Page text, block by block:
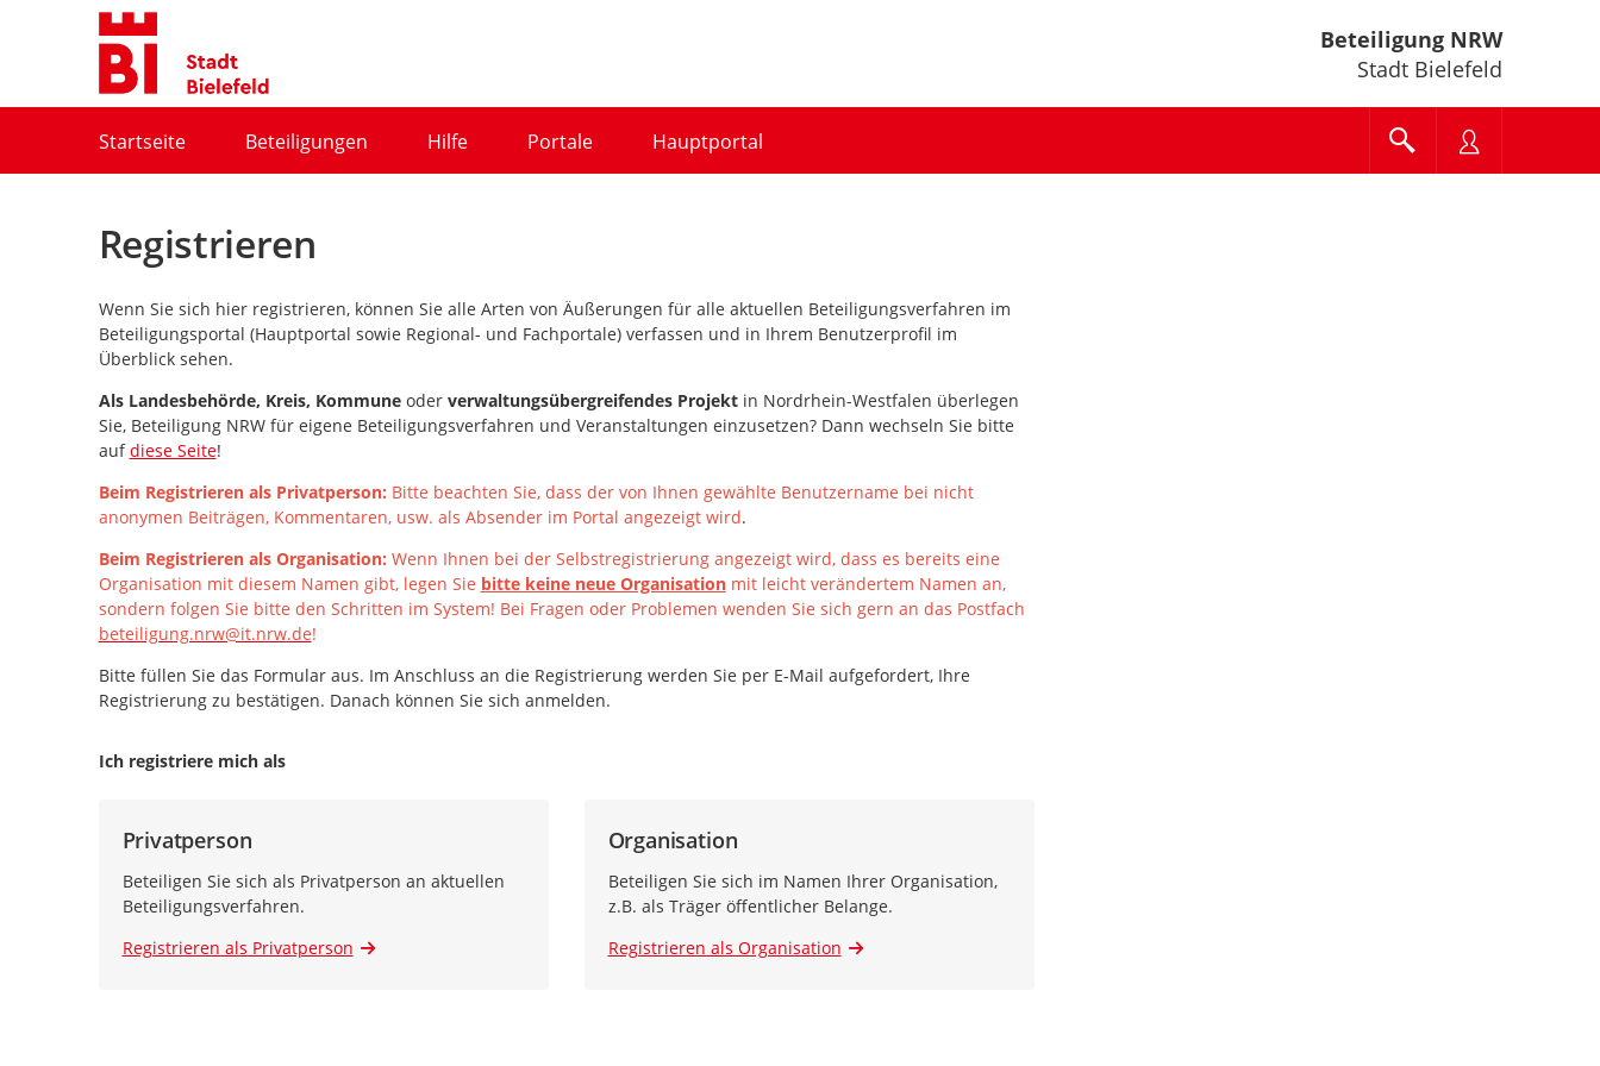
Beteiligung NRW
Stadt Bielefeld
Startseite Beteiligungen Hilfe Portale Hauptportal
Registrieren
Wenn Sie sich hier registrieren, können Sie alle Arten von Äußerungen für alle aktuellen Beteiligungsverfahren im
Beteiligungsportal (Hauptportal sowie Regional- und Fachportale) verfassen und in Ihrem Benutzerprofil im
Überblick sehen.
Als Landesbehörde, Kreis, Kommuneoder verwaltungsübergreifendes Projekt in Nordrhein-Westfalen überlegen
Sie, Beteiligung NRW für eigene Beteiligungsverfahren und Veranstaltungen einzusetzen? Dann wechseln Sie bitte
aufdiese Seite!
Beim Registrieren als Privatperson: Bitte beachten Sie, dass der von Ihnen gewählte Benutzername bei nicht
anonymen Beiträgen, Kommentaren, usw. als Absender im Portal angezeigt wird.
Beim Registrieren als Organisation: Wenn Ihnen bei der Selbstregistrierung angezeigt wird, dass es bereits eine
Organisation mit diesem Namen gibt, legen Sie bitte keine neue Organisationmit leicht verändertem Namen an,
sondern folgen Sie bitte den Schritten im System! Bei Fragen oder Problemen wenden Sie sich gern an das Postfach
beteiligung.nrw@it.nrw.de!
Bitte füllen Sie das Formular aus. Im Anschluss an die Registrierung werden Sie per E-Mail aufgefordert, Ihre
Registrierung zu bestätigen. Danach können Sie sich anmelden.
Ich registriere mich als
Privatperson
Beteiligen Sie sich als Privatperson an aktuellen
Beteiligungsverfahren.
Registrieren als Privatperson
Organisation
Beteiligen Sie sich im Namen Ihrer Organisation,
z.B. als Träger öffentlicher Belange.
Registrieren als Organisation